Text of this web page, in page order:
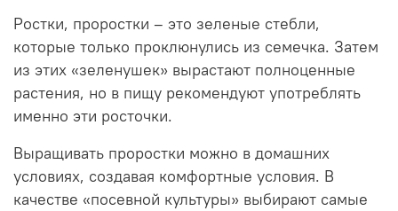
Ростки, проростки – это зеленые стебли,
которые только проклюнулись из семечка. Затем
из этих «зеленушек» вырастают полноценные
растения, но в пищу рекомендуют употреблять
именно эти росточки.
Выращивать проростки можно в домашних
условиях, создавая комфортные условия. В
качестве «посевной культуры» выбирают самые